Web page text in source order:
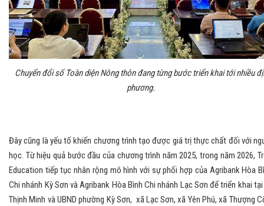
Chuyển đổi số Toàn diện Nông thôn đang từng bước triển khai tới nhiều
phương.
Đây cũng là yếu tố khiến chương trình tạo được giá trị thực chất đối với
học. Từ hiệu quả bước đầu của chương trình năm 2025, trong năm 2026,
Education tiếp tục nhân rộng mô hình với sự phối hợp của Agribank Hòa
Chi nhánh Kỳ Sơn và Agribank Hòa Bình Chi nhánh Lạc Sơn để triển khai
Thịnh Minh và UBND phường Kỳ Sơn, xã Lạc Sơn, xã Yên Phú, xã Thượng